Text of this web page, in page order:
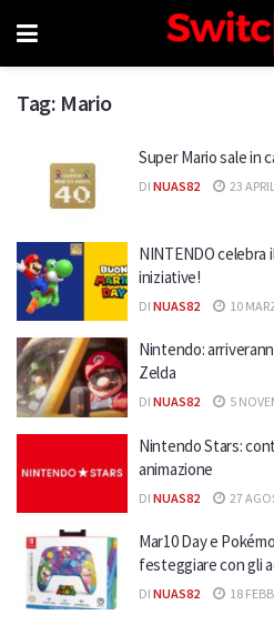
Tag: Mario
Super Mario sale in
DI NUAS82 23
NINTENDO celebra
iniziative!
DI NUAS82 10
Nintendo:
Zelda
DI NUAS82 5
Nintendo Stars:
animazione
DI NUAS82 27
Mar10 Day e
festeggiare con gli
DI NUAS82 18